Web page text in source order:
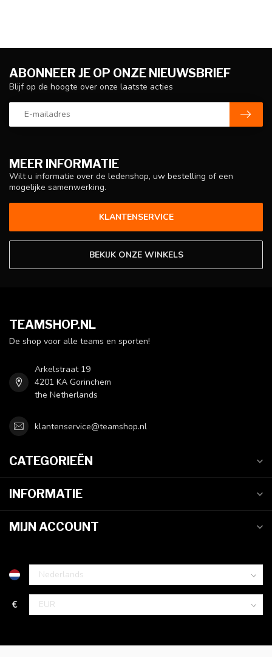
MEER INFORMATIE
Wilt u informatie over de ledenshop, uw bestelling of een
mogelijke samenwerking.
KLANTENSERVICE
BEKIJK ONZE WINKELS
ABONNEER JE OP ONZE NIEUWSBRIEF
Blijf op de hoogte over onze laatste acties
TEAMSHOP.NL
De shop voor alle teams en sporten!
Arkelstraat 19
4201 KA Gorinchem
the Netherlands
klantenservice@teamshop.nl
CATEGORIEËN
INFORMATIE
MIJN ACCOUNT
€